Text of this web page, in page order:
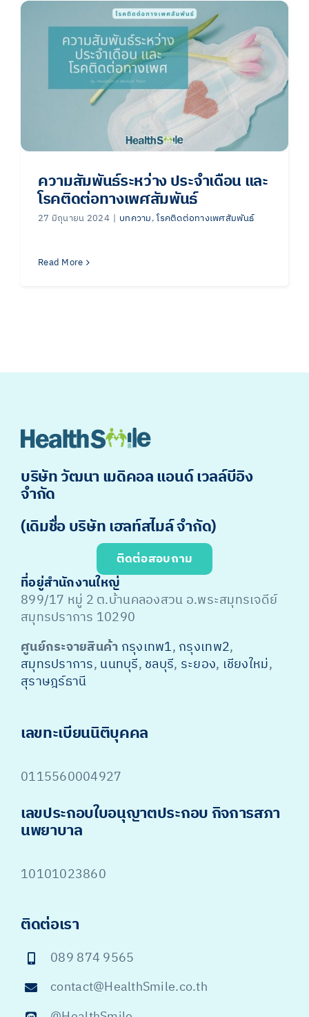
ความสัมพันธ์ระหว่าง ประจำเดือน และ
โรคติดต่อทางเพศสัมพันธ์
27 มิถุนายน 2024 | บทความ,โรคติดต่อทางเพศสัมพันธ์
Read More
บริษัท วัฒนา เมดิคอล แอนด์ เวลล์บีอิง
จำกัด
(เดิมชื่อ บริษัท เฮลท์สไมล์ จำกัด)
ติดต่อสอบถาม
ที่อยู่สำนักงานใหญ่
899/17 หมู่ 2 ต.บ้านคลองสวน อ.พระสมุทรเจดีย์
สมุทรปราการ 10290
ศูนย์กระจายสินค้า กรุงเทพ1, กรุงเทพ2,
สมุทรปราการ, นนทบุรี, ชลบุรี, ระยอง, เชียงใหม่,
สุราษฎร์ธานี
เลขทะเบียนนิติบุคคล
0115560004927
เลขประกอบใบอนุญาตประกอบ กิจการสภา
นพยาบาล
10101023860
ติดต่อเรา
089 874 9565
contact@HealthSmile.co.th